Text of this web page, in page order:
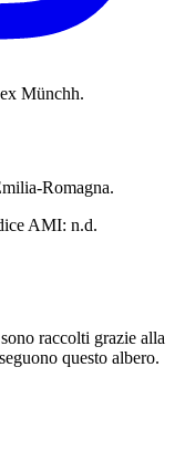
Münchh.
Romagna.
AMI: n.d.
raccolti grazie alla
questo albero.